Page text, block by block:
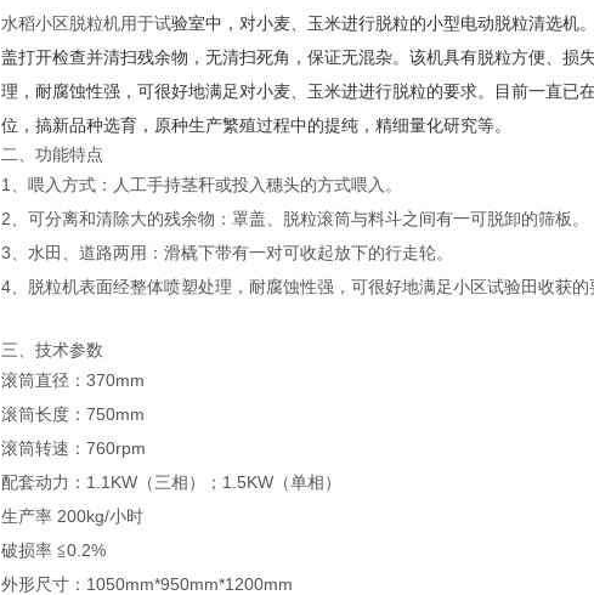
水稻小区脱粒机用于试验室中，对小麦、玉米进行脱粒的小型电动脱粒清选机
盖打开检查并清扫残余物，无清扫死角，保证无混杂。该机具有脱粒方便、损
理，耐腐蚀性强，可很好地满足对小麦、玉米进进行脱粒的要求。目前一直已
位，搞新品种选育，原种生产繁殖过程中的提纯，精细量化研究等。
二、功能特点
1、喂入方式：人工手持茎秆或投入穗头的方式喂入。
2、可分离和清除大的残余物：罩盖、脱粒滚筒与料斗之间有一可脱卸的筛板。
3、水田、道路两用：滑橇下带有一对可收起放下的行走轮。
4、脱粒机表面经整体喷塑处理，耐腐蚀性强，可很好地满足小区试验田收获的
三、技术参数
滚筒直径：370mm
滚筒长度：750mm
滚筒转速：760rpm
配套动力：1.1KW（三相）；1.5KW（单相）
生产率 200kg/小时
破损率 ≦0.2%
外形尺寸：1050mm*950mm*1200mm